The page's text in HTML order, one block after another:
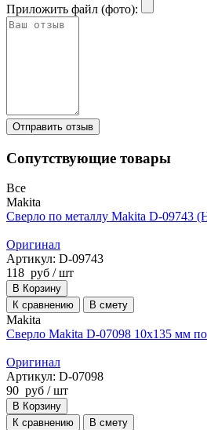
Приложить файл (фото):
Сопутствующие товары
Все
Makita
Сверло по металлу Makita D-09743
Оригинал
Артикул: D-09743
118 руб / шт
В Корзину
К сравнению
В смету
Makita
Сверло Makita D-07098 10х135 мм по
Оригинал
Артикул: D-07098
90 руб / шт
В Корзину
К сравнению
В смету